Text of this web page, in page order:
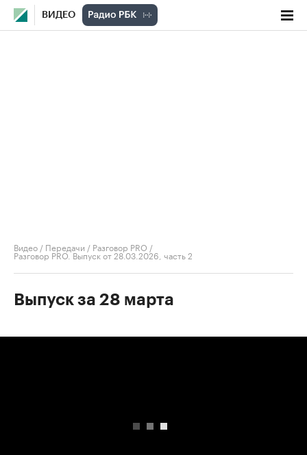
ВИДЕО
Видео / Передачи / Разговор PRO /
Разговор PRO. Выпуск от 28.03.2026, часть 2
Выпуск за 28 марта